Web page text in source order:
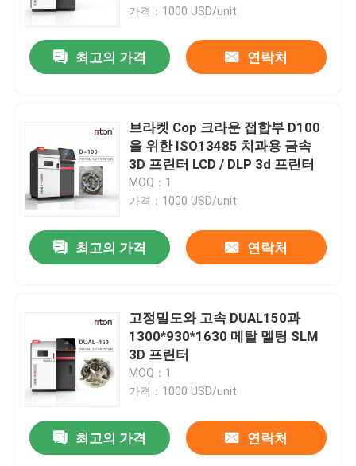
가격：1000 USD/unit
최고의 가격 연락처
브라켓 Cop 크라운 접합부 D100
을 위한 ISO13485 치과용 금속
3D 프린터 LCD / DLP 3d 프린터
MOQ：1
가격：1000 USD/unit
최고의 가격 연락처
고정밀도와 고속 DUAL150과
1300*930*1630 메탈 멜팅 SLM
3D 프린터
MOQ：1
가격：1000 USD/unit
최고의 가격 연락처